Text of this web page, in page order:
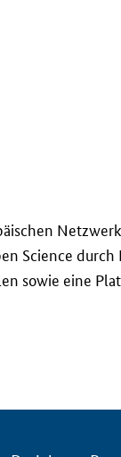
Science durch
sowie eine